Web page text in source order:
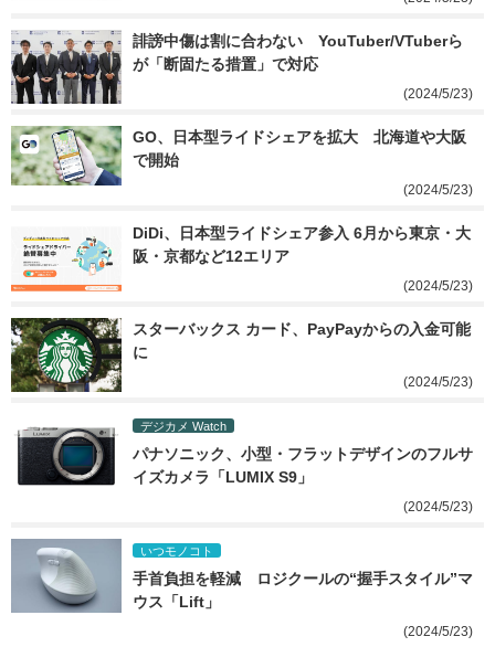
誹謗中傷は割に合わない　YouTuber/VTuberら
が「断固たる措置」で対応
(2024/5/23)
GO、日本型ライドシェアを拡大　北海道や大阪
で開始
(2024/5/23)
DiDi、日本型ライドシェア参入 6月から東京・大
阪・京都など12エリア
(2024/5/23)
スターバックス カード、PayPayからの入金可能
に
(2024/5/23)
デジカメ Watch
パナソニック、小型・フラットデザインのフルサ
イズカメラ「LUMIX S9」
(2024/5/23)
いつモノコト
手首負担を軽減　ロジクールの“握手スタイル”マ
ウス「Lift」
(2024/5/23)